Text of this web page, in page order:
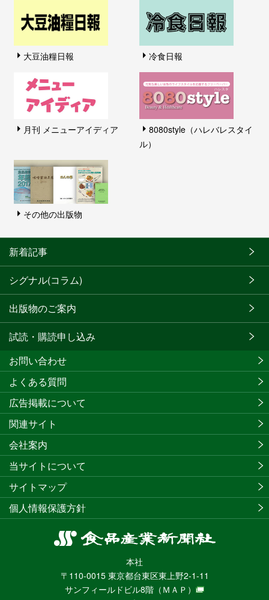
大豆油糧日報 冷食日報
月刊 メニューアイディア
8080style（ハレバレスタイ
ル）
その他の出版物
新着記事
シグナル(コラム)
出版物のご案内
試読・購読申し込み
食
産
業
新
本社
〒110-0015 東京都台東区東上野2-1-11
サンフィールドビル8階 （ＭＡＰ）
お問い合わせ
よくある質問
広告掲載について
関連サイト
会社案内
当サイトについて
サイトマップ
個人情報保護方針